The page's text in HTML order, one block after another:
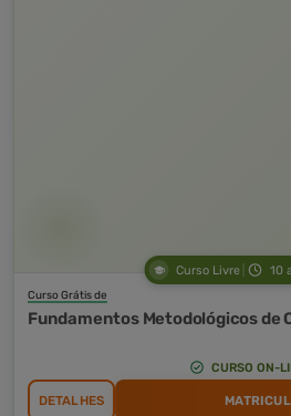
Curso Livre 10
Curso Grátis de
Fundamentos Metodológicos de
CURSO ON-
DETALHES